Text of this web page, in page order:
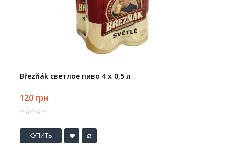
Březňák светлое пиво 4 х 0,5 л
120 грн
КУПИТЬ